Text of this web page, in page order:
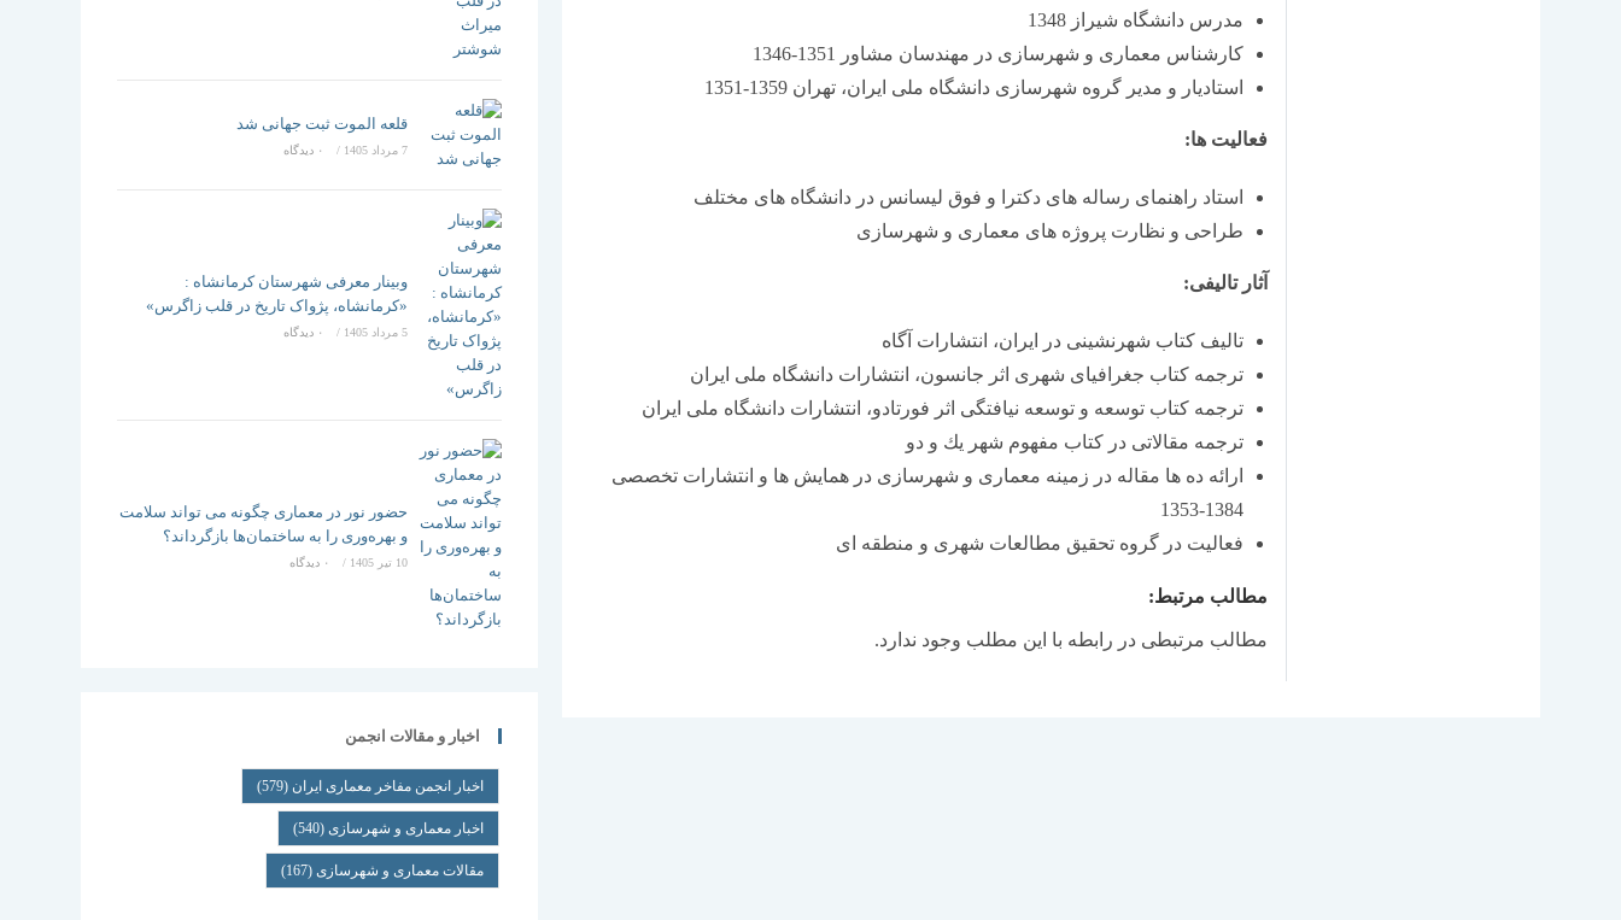
مدرس دانشگاه شیراز 1348
كارشناس معماری و شهرسازی در مهندسان مشاور 1351-1346
استادیار و مدیر گروه شهرسازی دانشگاه ملی ایران، تهران 1359-1351
فعالیت ها:
استاد راهنمای رساله های دكترا و فوق لیسانس در دانشگاه های مختلف
طراحی و نظارت پروژه های معماری و شهرسازی
آثار تالیفی:
تالیف كتاب شهرنشینی در ایران، انتشارات آگاه
ترجمه كتاب جغرافیای شهری اثر جانسون، انتشارات دانشگاه ملی ایران
ترجمه كتاب توسعه و توسعه نیافتگی اثر فورتادو، انتشارات دانشگاه ملی ایران
ترجمه مقالاتی در كتاب مفهوم شهر یك و دو
ارائه ده ها مقاله در زمینه معماری و شهرسازی در همایش ها و انتشارات تخصصی
1384-1353
فعالیت در گروه تحقیق مطالعات شهری و منطقه ای
مطالب مرتبط:
مطالب مرتبطی در رابطه با این مطلب وجود ندارد.
قلعه الموت ثبت جهانی شد
7 مرداد 1405 / ۰ دیدگاه
وبینار معرفی شهرستان کرمانشاه :
«کرمانشاه، پژواک تاریخ در قلب زاگرس»
5 مرداد 1405 / ۰ دیدگاه
حضور نور در معماری چگونه می تواند سلامت
و بهره‌وری را به ساختمان‌ها بازگرداند؟
10 تیر 1405 / ۰ دیدگاه
اخبار و مقالات انجمن
اخبار انجمن مفاخر معماری ایران (579)
اخبار معماری و شهرسازی(540)
مقالات معماری و شهرسازی(167)